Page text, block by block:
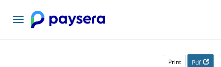
Toggle
navigation
Print Pdf